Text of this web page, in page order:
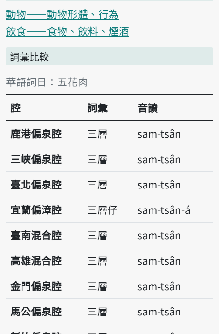
動物——動物形體、行為
飲食——食物、飲料、煙酒
詞彙比較
詞彙比較表
華語詞目：五花肉
腔
詞彙
音讀
鹿港偏泉腔
三層
sam-tsân
三峽偏泉腔
三層
sam-tsân
臺北偏泉腔
三層
sam-tsân
宜蘭偏漳腔
三層仔
sam-tsân-á
臺南混合腔
三層
sam-tsân
高雄混合腔
三層
sam-tsân
金門偏泉腔
三層
sam-tsân
馬公偏泉腔
三層
sam-tsân